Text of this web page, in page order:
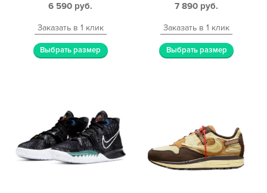
6 590 руб.
Заказать в 1 клик
Выбрать размер
7 890 руб.
Заказать в 1 клик
Выбрать размер